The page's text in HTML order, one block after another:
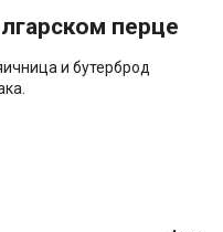
перце
и бутерброд